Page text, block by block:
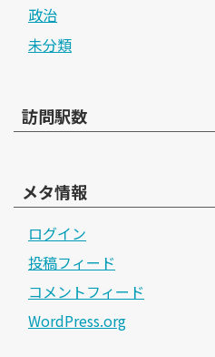
政治
未分類
訪問駅数
メタ情報
ログイン
投稿フィード
コメントフィード
WordPress.org